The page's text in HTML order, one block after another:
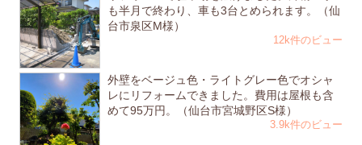
も半月で終わり、車も3台とめられます。（仙
台市泉区M様）
12k件のビュー
外壁をベージュ色・ライトグレー色でオシャ
レにリフォームできました。費用は屋根も含
めて95万円。（仙台市宮城野区S様）
3.9k件のビュー